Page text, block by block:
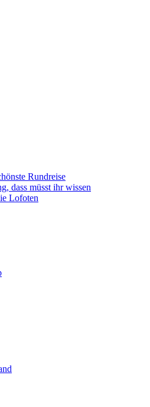
Rundreise
dass müsst ihr wissen
Lofoten